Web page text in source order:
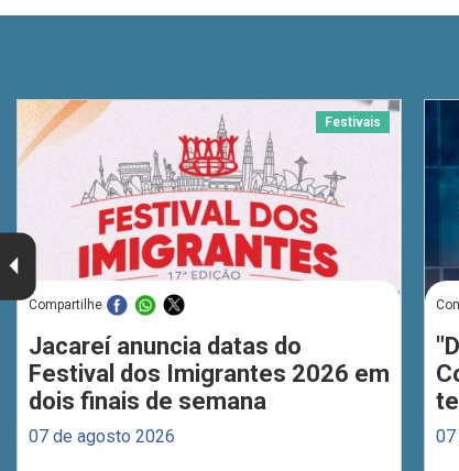
Festivais
Compartilhe
Jacareí anuncia datas do
Festival dos Imigrantes 2026 em
dois finais de semana
07 de agosto 2026 07